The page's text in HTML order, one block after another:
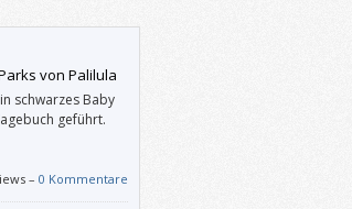
von Palilula
schwarzes Baby
geführt.
– 0 Kommentare